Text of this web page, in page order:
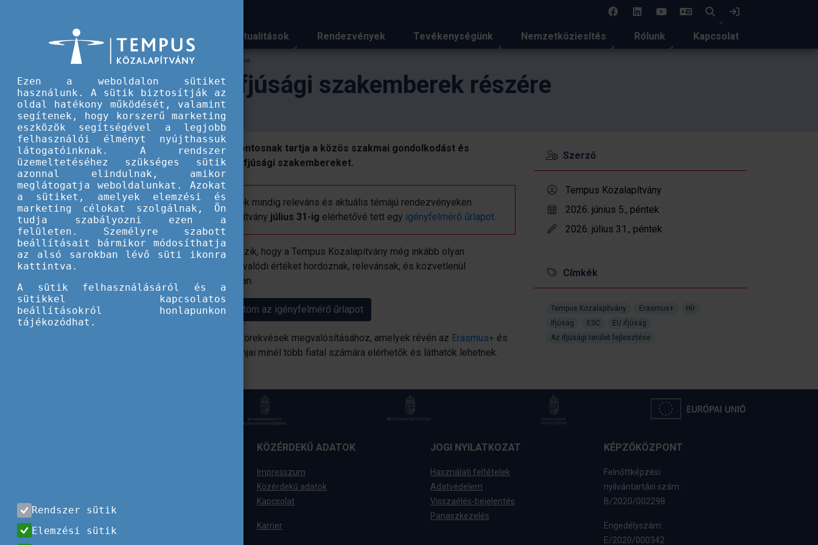
EN Keresés
Aktualitások Rendezvények Tevékenységünk Nemzetköziesítés Rólunk Kapcsolat
Igényfelmérés ifjúsági szakemberek részére
Igényfelmérés ifjúsági szakemberek részére
A Tempus Közalapítvány kiemelten fontosnak tartja a közös szakmai gondolkodást és
tervezést, így konzultációra hívja az ifjúsági szakembereket.
Annak érdekében, hogy a szakemberek mindig releváns és aktuális témájú rendezvényeken
vehessenek részt, a Tempus Közalapítvány július 31-ig elérhetővé tett egy igényfelmérő űrlapot.
A beérkező visszajelzések lehetővé teszik, hogy a Tempus Közalapítvány még inkább olyan
programokat tudjon biztosítani, amelyek valódi értéket hordoznak, relevánsak, és közvetlenül
hasznosíthatók a mindennapi gyakorlatban.
Kitöltöm az igényfelmérő űrlapot
A kitöltők nagyban hozzájárulnak a fenti törekvések megvalósításához, amelyek révén az Erasmus+ és
programjai minél több fiatal számára elérhetők és láthatók lehetnek.
Szerző
Tempus Közalapítvány
2026. június 5., péntek
2026. július 31., péntek
Címkék
Tempus Közalapítvány Erasmus+
Hír
Ifjúság
ESC
EU ifjúság
Az ifjúsági terület fejlesztése
+36 (1) 237-1300
KÖZÉRDEKŰ ADATOK
Impresszum
Közérdekű adatok
Kapcsolat
Karrier
JOGI NYILATKOZAT
Használati feltételek
Adatvédelem
Visszaélés-bejelentés
Panaszkezelés
KÉPZŐKÖZPONT
Felnőttképzési
nyilvántartási szám:
B/2020/002298
Engedélyszám:
E/2020/000342
Ezen a weboldalon sütiket
használunk. A sütik biztosítják az
oldal hatékony működését, valamint
segítenek, hogy korszerű marketing
eszközök segítségével a legjobb
felhasználói élményt nyújthassuk
látogatóinknak. A rendszer
üzemeltetéséhez szükséges sütik
azonnal elindulnak, amikor
meglátogatja weboldalunkat. Azokat
a sütiket, amelyek elemzési és
marketing célokat szolgálnak, Ön
tudja szabályozni ezen a
felületen. Személyre szabott
beállításait bármikor módosíthatja
az alsó sarokban lévő süti ikonra
kattintva.
A sütik felhasználásáról és a
sütikkel kapcsolatos
beállításokról honlapunkon
tájékozódhat.
Rendszer sütik
Elemzési sütik